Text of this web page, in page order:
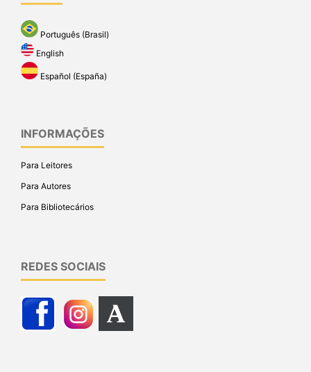
Português (Brasil)
English
Español (España)
INFORMAÇÕES
Para Leitores
Para Autores
Para Bibliotecários
REDES SOCIAIS